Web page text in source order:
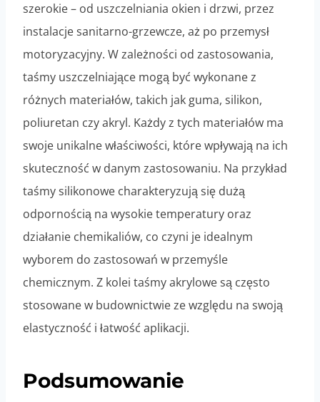
szerokie – od uszczelniania okien i drzwi, przez
instalacje sanitarno-grzewcze, aż po przemysł
motoryzacyjny. W zależności od zastosowania,
taśmy uszczelniające mogą być wykonane z
różnych materiałów, takich jak guma, silikon,
poliuretan czy akryl. Każdy z tych materiałów ma
swoje unikalne właściwości, które wpływają na ich
skuteczność w danym zastosowaniu. Na przykład
taśmy silikonowe charakteryzują się dużą
odpornością na wysokie temperatury oraz
działanie chemikaliów, co czyni je idealnym
wyborem do zastosowań w przemyśle
chemicznym. Z kolei taśmy akrylowe są często
stosowane w budownictwie ze względu na swoją
elastyczność i łatwość aplikacji.
Podsumowanie